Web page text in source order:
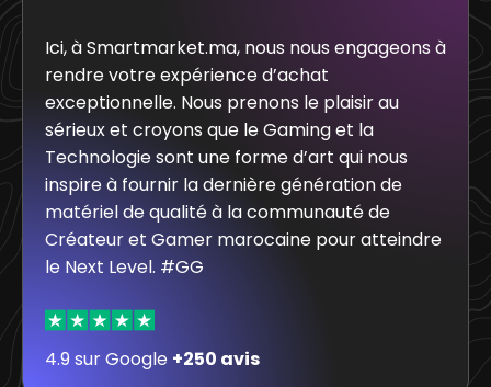
Ici, à Smartmarket.ma, nous nous engageons à
rendre votre expérience d’achat
exceptionnelle. Nous prenons le plaisir au
sérieux et croyons que le Gaming et la
Technologie sont une forme d’art qui nous
inspire à fournir la dernière génération de
matériel de qualité à la communauté de
Créateur et Gamer marocaine pour atteindre
le Next Level. #GG
4.9 sur Google +250 avis